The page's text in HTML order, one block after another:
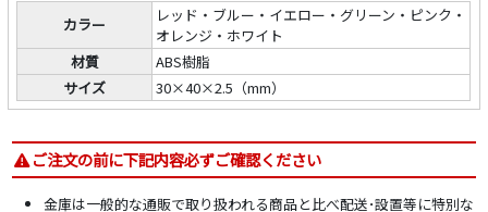
カラー
レッド・ブルー・イエロー・グリーン・ピンク・
オレンジ・ホワイト
材質
ABS樹脂
サイズ
30×40×2.5（mm）
ご注文の前に下記内容必ずご確認ください
金庫は一般的な通販で取り扱われる商品と比べ配送･設置等に特別な